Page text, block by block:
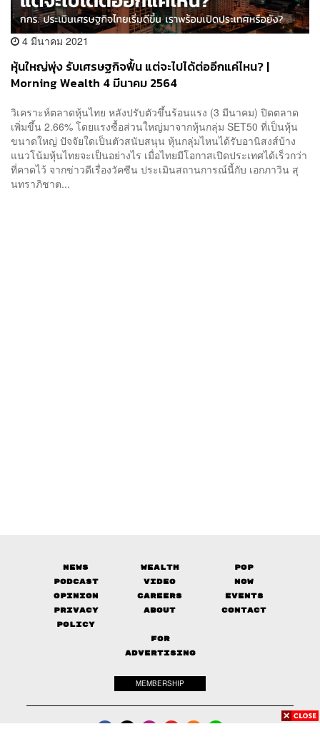
4 มีนาคม 2021
หุ้นใหญ่พุ่ง รับเศรษฐกิจฟื้น แต่จะไปได้ต่ออีกแค่ไหน? |
Morning Wealth 4 มีนาคม 2564
วิเคราะห์ตลาดหุ้นไทย หลังปรับตัวขึ้นร้อนแรง (3 มีนาคม) ปิดตลาด
เพิ่มขึ้น 2.66% โดยแรงซื้อส่วนใหญ่มาจากหุ้นกลุ่ม SET50 ที่เป็นหุ้น
ขนาดใหญ่ ปัจจัยใดเป็นตัวสนับสนุน หุ้นกลุ่มไหนได้รับอานิสงส์บ้าง
แนวโน้มหุ้นไทยจะเป็นอย่างไร เมื่อไทยมีโอกาสเปิดประเทศได้เร็วกว่า
ที่คาดไว้ จากข่าวดีเรื่องวัคซีน ประเมินสถานการณ์นี้กับ เอกภาวิน สุ
นทราภิชาต...
News Wealth
Pop
Podcast
Video
Now
Opinion
Careers
Events
Privacy
Policy
About Contact
FOR
ADVERTISING
MEMBERSHIP